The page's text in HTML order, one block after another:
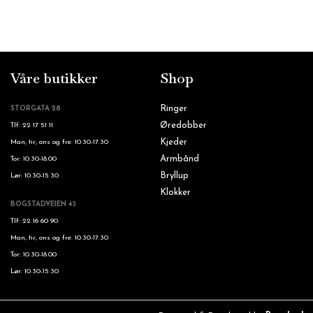
Våre butikker
STORGATA 28
Tlf: 22 17 51 11
Man, tir, ons og fre: 10.30-17.30
Tor: 10.30-18.00
Lør: 10.30-15.30
BOGSTADVEIEN 43
Tlf: 22 16 60 90
Man, tir, ons og fre: 10.30-17.30
Tor: 10.30-18.00
Lør: 10.30-15.30
Shop
Ringer
Øredobber
Kjeder
Armbånd
Bryllup
Klokker